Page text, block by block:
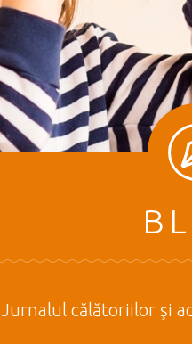
Jurnalul călătoriilor şi